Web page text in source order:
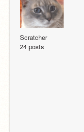
Scratcher
24 posts